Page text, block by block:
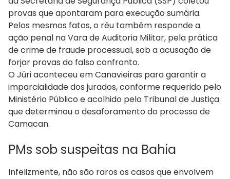
provas que apontaram para execução sumária.
Pelos mesmos fatos, o réu também responde a
ação penal na Vara de Auditoria Militar, pela prática
de crime de fraude processual, sob a acusação de
forjar provas do falso confronto.
O Júri aconteceu em Canavieiras para garantir a
imparcialidade dos jurados, conforme requerido pelo
Ministério Público e acolhido pelo Tribunal de Justiça
que determinou o desaforamento do processo de
Camacan.
PMs sob suspeitas na Bahia
Infelizmente, não são raros os casos que envolvem